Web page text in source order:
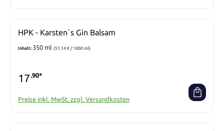
HPK - Karsten`s Gin Balsam
Inhalt: 350 ml (51,14 € / 1000 ml)
17.90*
Preise inkl. MwSt. zzgl. Versandkosten